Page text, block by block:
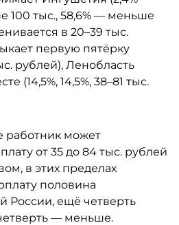
100 тыс., 58,6% — меньше
в 20–39 тыс.
первую пятёрку
рублей), Ленобласть
(14,5%, 14,5%, 38–81 тыс.
работник может
от 35 до 84 тыс. рублей
в этих пределах
половина
России, ещё четверть
— меньше.